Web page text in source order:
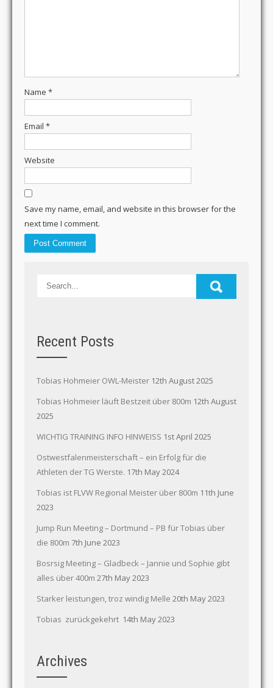
Name *
Email *
Website
Save my name, email, and website in this browser for the
next time I comment.
Recent Posts
Tobias Hohmeier OWL-Meister 12th August 2025
Tobias Hohmeier läuft Bestzeit über 800m 12th August
2025
WICHTIG TRAINING INFO HINWEISS 1st April 2025
Ostwestfalenmeisterschaft – ein Erfolg für die
Athleten der TG Werste. 17th May 2024
Tobias ist FLVW Regional Meister über 800m 11th June
2023
Jump Run Meeting – Dortmund – PB für Tobias über
die 800m 7th June 2023
Bosrsig Meeting – Gladbeck – Jannie und Sophie gibt
alles über 400m 27th May 2023
Starker leistungen, troz windig Melle 20th May 2023
Tobias zurückgekehrt 14th May 2023
Archives